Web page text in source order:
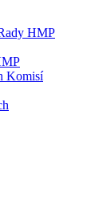
HMP
Komisí